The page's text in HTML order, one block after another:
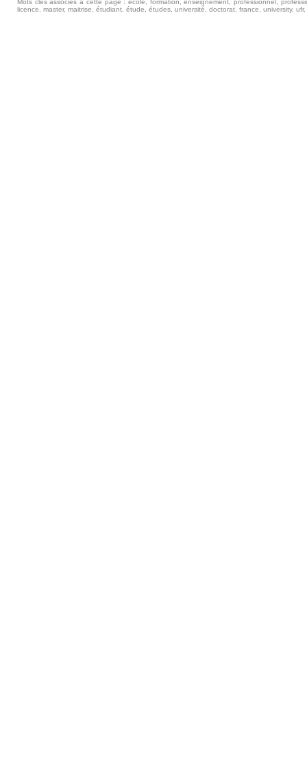
Mots clés associés à cette page : ecole, formation, enseignement, professionnel,
licence, master, maitrise, étudiant, étude, études, université, doctorat, france, university,